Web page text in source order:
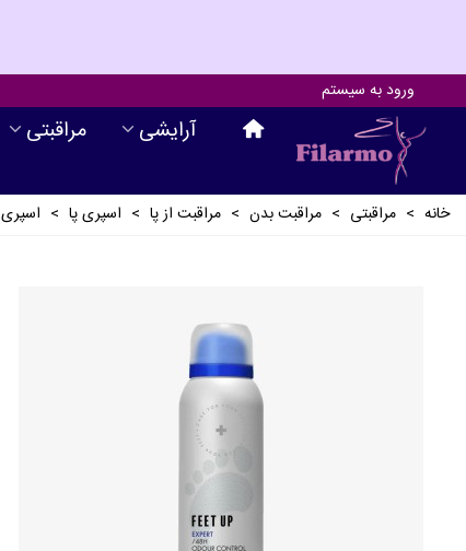
ورود به سیستم
آرايشی مراقبتی
خانه > مراقبتی > مراقبت بدن > مراقبت از پا > اسپری پا >